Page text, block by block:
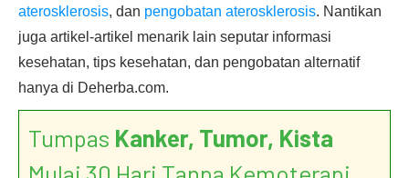
aterosklerosis, dan pengobatan aterosklerosis. Nantikan
juga artikel-artikel menarik lain seputar informasi
kesehatan, tips kesehatan, dan pengobatan alternatif
hanya di Deherba.com.
Tumpas Kanker, Tumor, Kista